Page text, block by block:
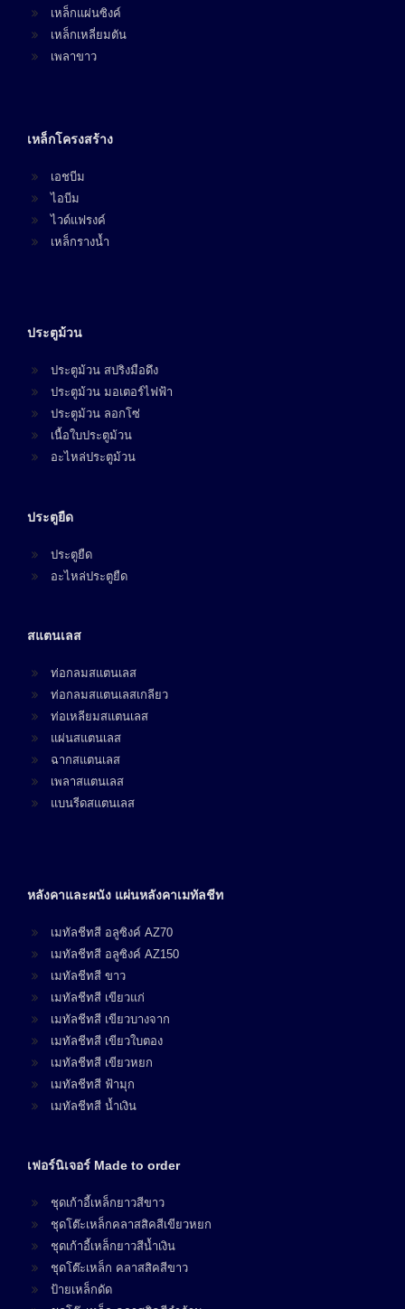
เหล็กแผ่นซิงค์
เหล็กเหลี่ยมตัน
เพลาขาว
เหล็กโครงสร้าง
เอชบีม
ไอบีม
ไวด์แฟรงค์
เหล็กรางน้ำ
ประตูม้วน
ประตูม้วน สปริงมือดึง
ประตูม้วน มอเตอร์ไฟฟ้า
ประตูม้วน ลอกโซ่
เนื้อใบประตูม้วน
อะไหล่ประตูม้วน
ประตูยืด
ประตูยืด
อะไหล่ประตูยืด
สแตนเลส
ท่อกลมสแตนเลส
ท่อกลมสแตนเลสเกลียว
ท่อเหลียมสแตนเลส
แผ่นสแตนเลส
ฉากสแตนเลส
เพลาสแตนเลส
แบนรีดสแตนเลส
หลังคาและผนัง แผ่นหลังคาเมทัลชีท
เมทัลชีทสี อลูซิงค์ AZ70
เมทัลชีทสี อลูซิงค์ AZ150
เมทัลชีทสี ขาว
เมทัลชีทสี เขียวแก่
เมทัลชีทสี เขียวบางจาก
เมทัลชีทสี เขียวใบตอง
เมทัลชีทสี เขียวหยก
เมทัลชีทสี ฟ้ามุก
เมทัลชีทสี น้ำเงิน
เฟอร์นิเจอร์ Made to order
ชุดเก้าอี้เหล็กยาวสีขาว
ชุดโต๊ะเหล็กคลาสสิคสีเขียวหยก
ชุดเก้าอี้เหล็กยาวสีน้ำเงิน
ชุดโต๊ะเหล็ก คลาสสิคสีขาว
ป้ายเหล็กดัด